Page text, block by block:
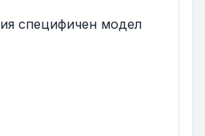
специфичен модел